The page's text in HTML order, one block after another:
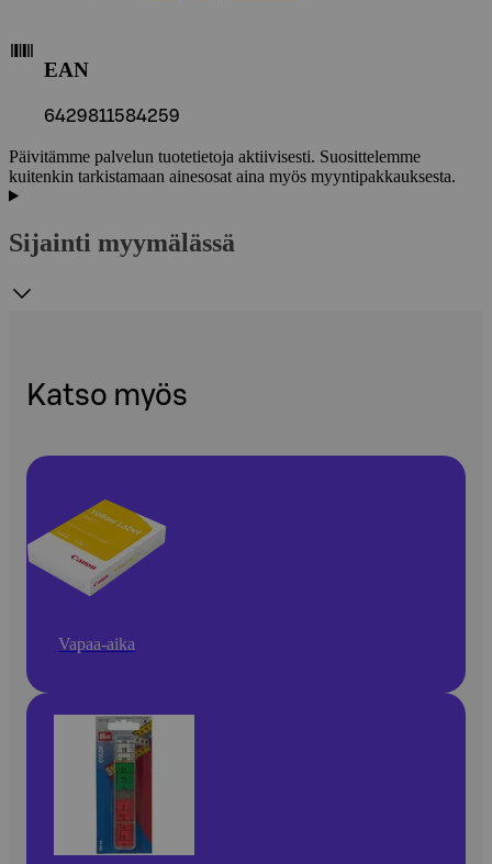
EAN
6429811584259
Päivitämme palvelun tuotetietoja aktiivisesti. Suosittelemme
kuitenkin tarkistamaan ainesosat aina myös myyntipakkauksesta.
Sijainti myymälässä
Katso myös
Vapaa-aika